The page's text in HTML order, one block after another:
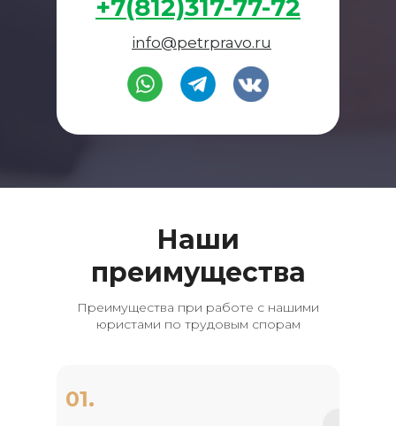
+7(812)317-77-72
info@petrpravo.ru
Наши
преимущества
Преимущества при работе с нашими
юристами по трудовым спорам
01.